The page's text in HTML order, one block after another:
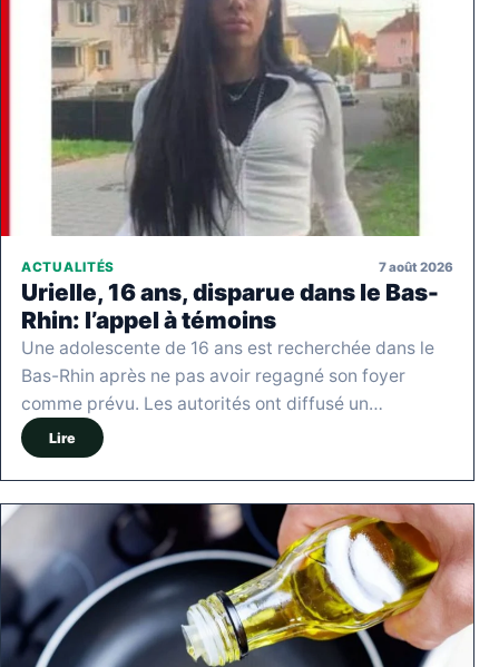
ACTUALITÉS 7 août 2026
Urielle, 16 ans, disparue dans le Bas-
Rhin: l’appel à témoins
Une adolescente de 16 ans est recherchée dans le
Bas-Rhin après ne pas avoir regagné son foyer
comme prévu. Les autorités ont diffusé un…
Lire